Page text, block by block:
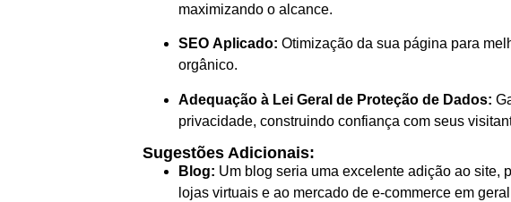
maximizando o alcance.
SEO Aplicado: Otimização da sua página para
orgânico.
Adequação à Lei Geral de Proteção de Dados:
privacidade, construindo confiança com seus
Sugestões Adicionais:
Blog: Um blog seria uma excelente adição ao site,
lojas virtuais e ao mercado de e-commerce em